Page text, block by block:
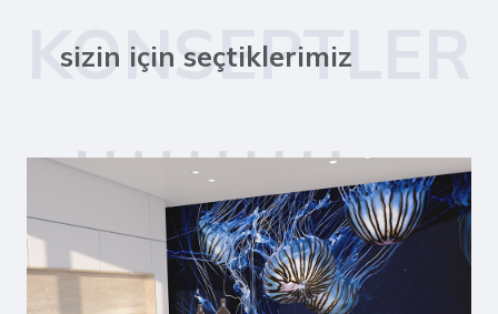
KONSEPTLER
sizin için seçtiklerimiz